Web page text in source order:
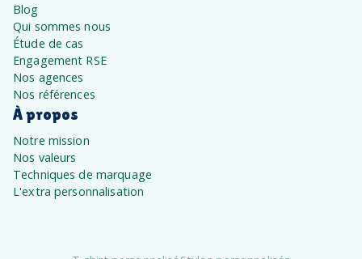
Blog
Qui sommes nous
Étude de cas
Engagement RSE
Nos agences
Nos références
À propos
Notre mission
Nos valeurs
Techniques de marquage
L'extra personnalisation